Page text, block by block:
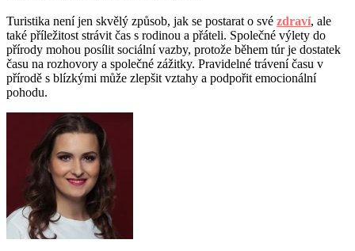
Turistika není jen skvělý způsob, jak se postarat o své zdraví, ale
také příležitost strávit čas s rodinou a přáteli. Společné výlety do
přírody mohou posílit sociální vazby, protože během túr je dostatek
času na rozhovory a společné zážitky. Pravidelné trávení času v
přírodě s blízkými může zlepšit vztahy a podpořit emocionální
pohodu.